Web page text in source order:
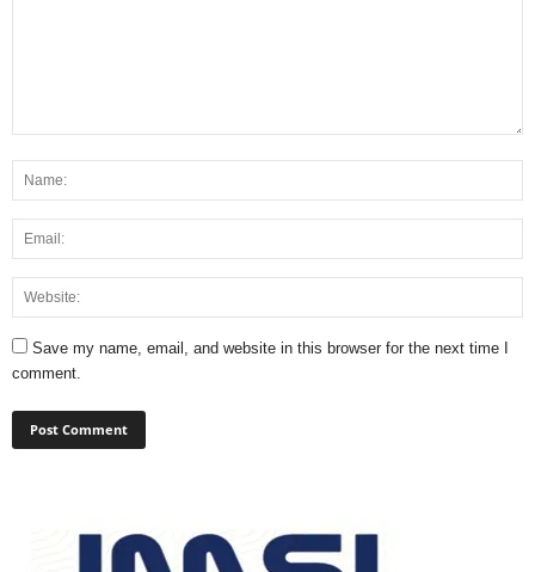
Save my name, email, and website in this browser for the next time I
comment.